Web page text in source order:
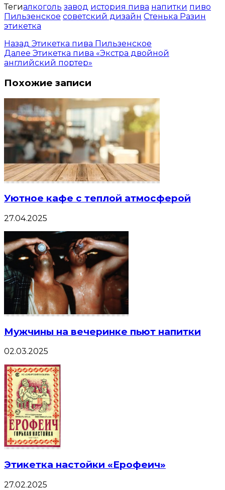
Тегиалкоголь завод история пива напитки пиво
Пильзенское советский дизайн Стенька Разин
этикетка
Назад Этикетка пива Пильзенское
Далее Этикетка пива «Экстра двойной
английский портер»
Похожие записи
Уютное кафе с теплой атмосферой
27.04.2025
Мужчины на вечеринке пьют напитки
02.03.2025
Этикетка настойки «Ерофеич»
27.02.2025